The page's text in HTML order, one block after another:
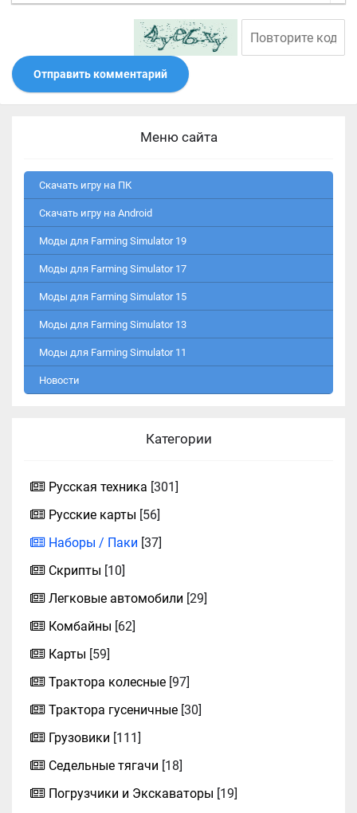
Отправить комментарий
Меню сайта
Скачать игру на ПК
Скачать игру на Android
Моды для Farming Simulator 19
Моды для Farming Simulator 17
Моды для Farming Simulator 15
Моды для Farming Simulator 13
Моды для Farming Simulator 11
Новости
Категории
Русская техника [301]
Русские карты [56]
Наборы / Паки [37]
Скрипты [10]
Легковые автомобили [29]
Комбайны [62]
Карты [59]
Трактора колесные [97]
Трактора гусеничные [30]
Грузовики [111]
Седельные тягачи [18]
Погрузчики и Экскаваторы [19]